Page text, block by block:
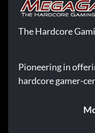
The Hardcore
Pioneering in
hardcore gamer-